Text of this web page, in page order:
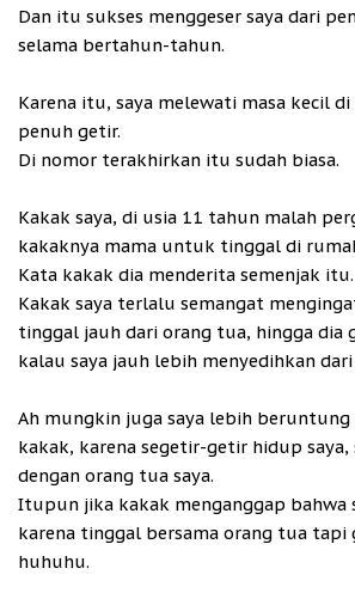
Dan itu sukses menggeser saya dari
selama bertahun-tahun.
Karena itu, saya melewati masa kecil
penuh getir.
Di nomor terakhirkan itu sudah biasa.
Kakak saya, di usia 11 tahun malah
kakaknya mama untuk tinggal di
Kata kakak dia menderita semenjak itu.
Kakak saya terlalu semangat
tinggal jauh dari orang tua, hingga dia
kalau saya jauh lebih menyedihkan dari
Ah mungkin juga saya lebih
kakak, karena segetir-getir hidup
dengan orang tua saya.
Itupun jika kakak menganggap bahwa
karena tinggal bersama orang tua tapi
huhuhu.